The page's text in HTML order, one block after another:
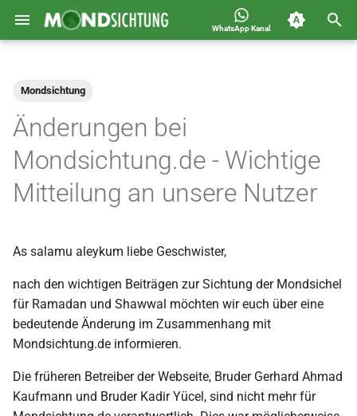
WhatsApp Kanal
h
e
w
r
d
i
n
t
Deutschland 1400-1449 n.H.
2025
2024
2023
2020
2019
2018
Astronomie
Carousel
Islam
Spot
Video
Mondsichtung
Änderungen bei
Mondsichtung.de - Wichtige
Mitteilung an unsere Nutzer
As salamu aleykum liebe Geschwister,
nach den wichtigen Beiträgen zur Sichtung der Mondsichel
für Ramadan und Shawwal möchten wir euch über eine
bedeutende Änderung im Zusammenhang mit
Mondsichtung.de informieren.
Die früheren Betreiber der Webseite, Bruder Gerhard Ahmad
Kaufmann und Bruder Kadir Yücel, sind nicht mehr für